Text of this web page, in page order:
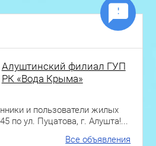
Алуштинский филиал ГУП
РК «Вода Крыма»
и пользователи жилых
по ул. Пуцатова, г. Алушта!...
Все объявления